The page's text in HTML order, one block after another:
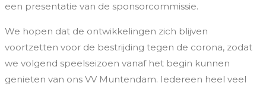
een presentatie van de sponsorcommissie.
We hopen dat de ontwikkelingen zich blijven
voortzetten voor de bestrijding tegen de corona, zodat
we volgend speelseizoen vanaf het begin kunnen
genieten van ons VV Muntendam. Iedereen heel veel